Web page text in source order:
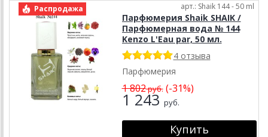
Распродажа арт.: Shaik 144 - 50 ml
Парфюмерия Shaik SHAIK /
Парфюмерная вода № 144
Kenzo L'Eau par, 50 мл.
4 отзыва
Парфюмерия
1 802руб.(-31%)
1 243 руб.